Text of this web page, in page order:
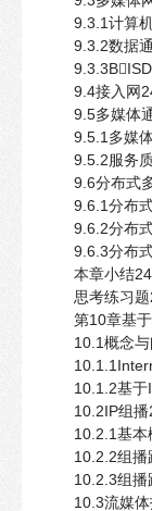
9.3.1计算
9.3.2数据
9.4接入网
9.5多媒体
9.5.1多媒
9.5.2服务
9.6分布式
9.6.1分布
9.6.2分布
9.6.3分布
本章小结
思考练习
第10章基
10.1概念
10.1.2基于
10.2IP组播
10.2.1基本
10.2.2组播
10.2.3组
10.3流媒